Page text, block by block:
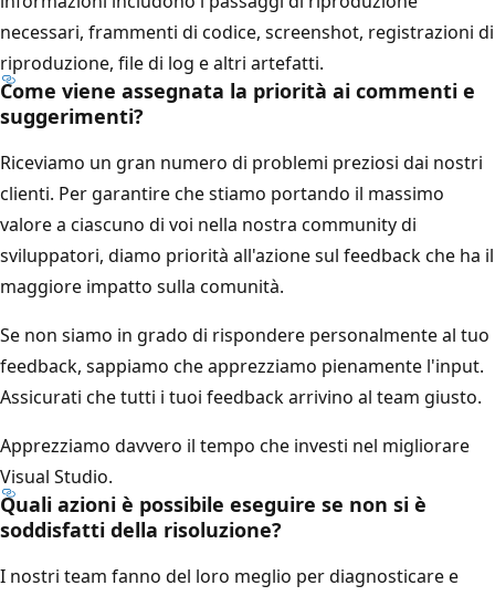
necessari, frammenti di codice, screenshot, registrazioni di
riproduzione, file di log e altri artefatti.
Come viene assegnata la priorità ai commenti e
suggerimenti?
Riceviamo un gran numero di problemi preziosi dai nostri
clienti. Per garantire che stiamo portando il massimo
valore a ciascuno di voi nella nostra community di
sviluppatori, diamo priorità all'azione sul feedback che ha il
maggiore impatto sulla comunità.
Se non siamo in grado di rispondere personalmente al tuo
feedback, sappiamo che apprezziamo pienamente l'input.
Assicurati che tutti i tuoi feedback arrivino al team giusto.
Apprezziamo davvero il tempo che investi nel migliorare
Visual Studio.
Quali azioni è possibile eseguire se non si è
soddisfatti della risoluzione?
I nostri team fanno del loro meglio per diagnosticare e